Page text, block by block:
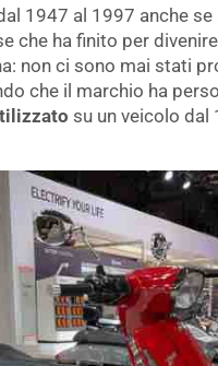
1947 al 1997 anche se
che ha finito per
non ci sono mai stati
che il marchio ha
su un veicolo dal